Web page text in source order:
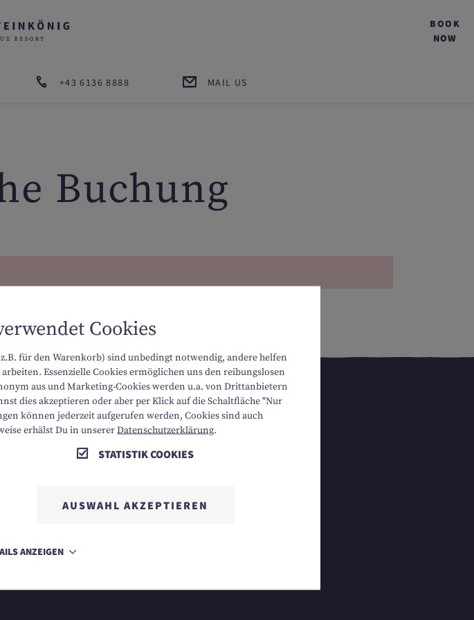
BOOK
NOW
+43 6136 8888 MAIL US
Buchung
SITEMAP
DATENSCHUTZ
NACHHALTIGKEIT
Cookies
für den Warenkorb) sind unbedingt notwendig, andere helfen
Essenzielle Cookies ermöglichen uns den reibungslosen
aus und Marketing-Cookies werden u.a. von Drittanbietern
dies akzeptieren oder aber per Klick auf die Schaltfläche "Nur
können jederzeit aufgerufen werden, Cookies sind auch
erhälst Du in unsererDatenschutzerklärung.
STATISTIK COOKIES
AUSWAHL AKZEPTIEREN
ANZEIGEN